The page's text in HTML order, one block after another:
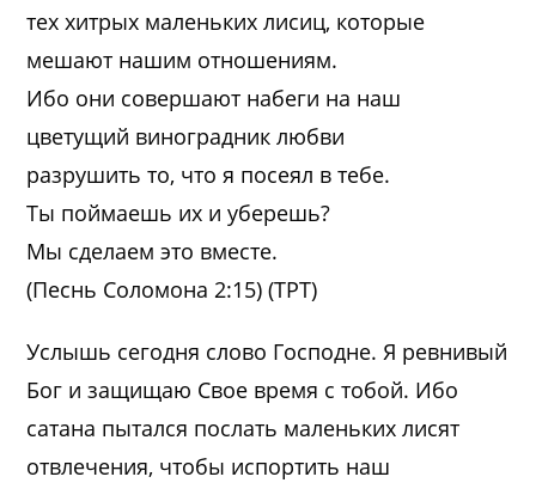
тех хитрых маленьких лисиц, которые
мешают нашим отношениям.
Ибо они совершают набеги на наш
цветущий виноградник любви
разрушить то, что я посеял в тебе.
Ты поймаешь их и уберешь?
Мы сделаем это вместе.
(Песнь Соломона 2:15) (ТРТ)
Услышь сегодня слово Господне. Я ревнивый
Бог и защищаю Свое время с тобой. Ибо
сатана пытался послать маленьких лисят
отвлечения, чтобы испортить наш